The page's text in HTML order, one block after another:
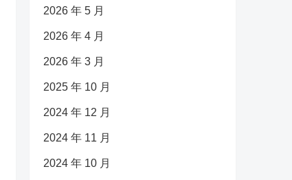
2026 年 5 月
2026 年 4 月
2026 年 3 月
2025 年 10 月
2024 年 12 月
2024 年 11 月
2024 年 10 月